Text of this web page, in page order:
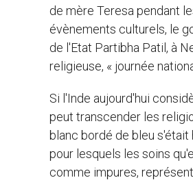
de mère Teresa pendant
évènements culturels, le
de l'Etat Partibha Patil, à
religieuse, « journée
Si l'Inde aujourd'hui
peut transcender les
blanc bordé de bleu
pour lesquels les soins
comme impures,